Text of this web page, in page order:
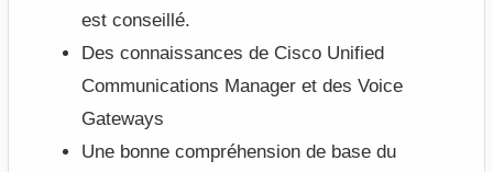
est conseillé.
Des connaissances de Cisco Unified
Communications Manager et des Voice
Gateways
Une bonne compréhension de base du